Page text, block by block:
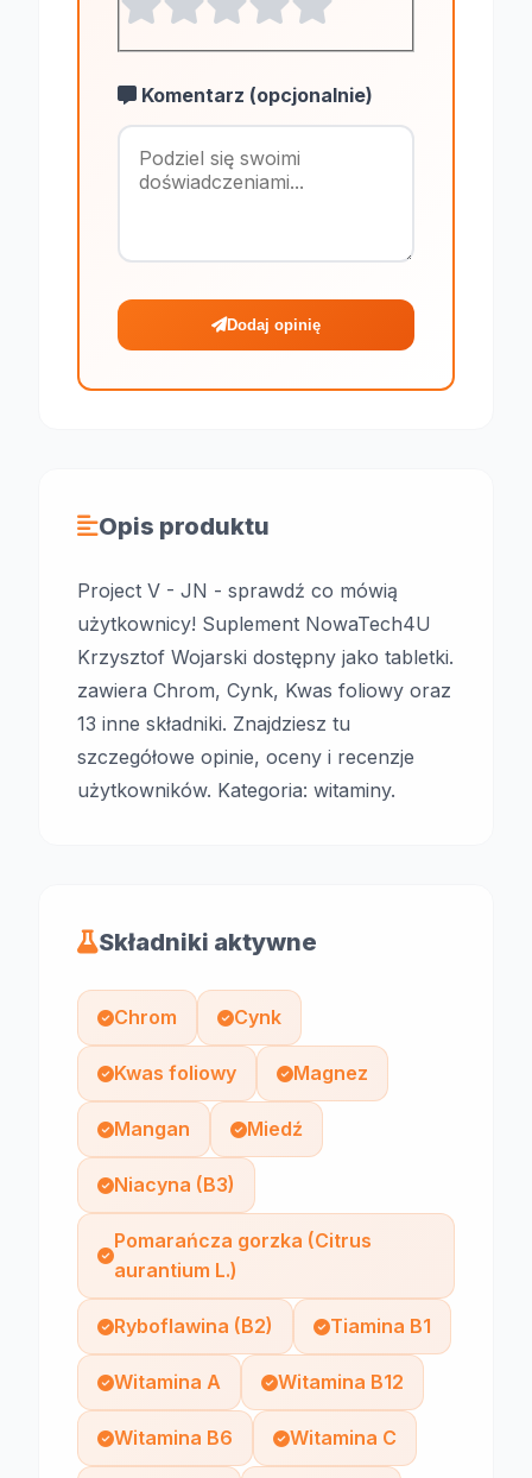
Komentarz (opcjonalnie)
Maksymalnie
Dodaj opinię
Opis produktu
Project V - JN - sprawdź co mówią
użytkownicy! Suplement NowaTech4U
Krzysztof Wojarski dostępny jako tabletki.
zawiera Chrom, Cynk, Kwas foliowy oraz
13 inne składniki. Znajdziesz tu
szczegółowe opinie, oceny i recenzje
użytkowników. Kategoria: witaminy.
Składniki aktywne
Chrom Cynk
Kwas foliowy Magnez
Mangan Miedź
Niacyna (B3)
Pomarańcza gorzka (Citrus
aurantium L.)
Ryboflawina (B2) Tiamina B1
Witamina A Witamina B12
Witamina B6 Witamina C